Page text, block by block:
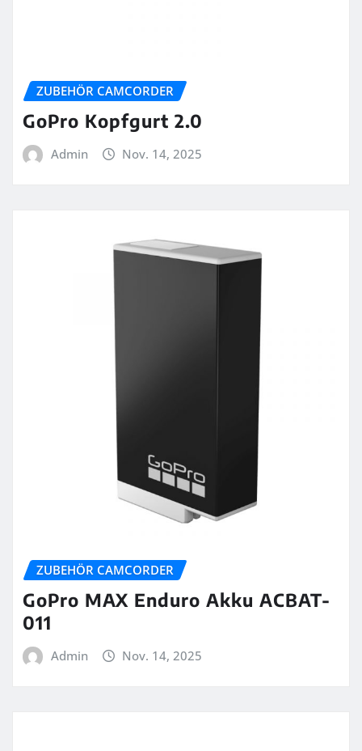
ZUBEHÖR CAMCORDER
GoPro Kopfgurt 2.0
Admin Nov. 14, 2025
ZUBEHÖR CAMCORDER
GoPro MAX Enduro Akku ACBAT-
011
Admin Nov. 14, 2025